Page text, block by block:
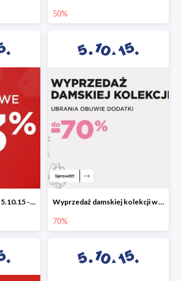
50%
Wyprzedaż bez VAT w 5.10.15 - dodatkowe -23% rabatu Wyprzedaż damskiej kolekcji w 5.10.15 - ubrania, obuwie i dodatki do -70%
70%